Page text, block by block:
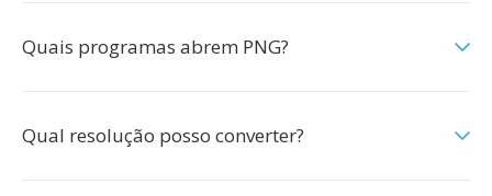
Quais programas abrem PNG?
Qual resolução posso converter?